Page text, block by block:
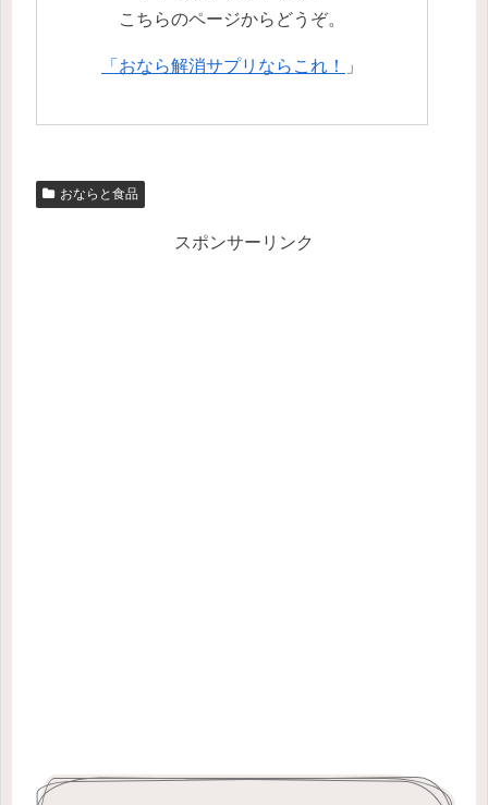
こちらのページからどうぞ。
「おなら解消サプリならこれ！ 」
おならと食品
スポンサーリンク